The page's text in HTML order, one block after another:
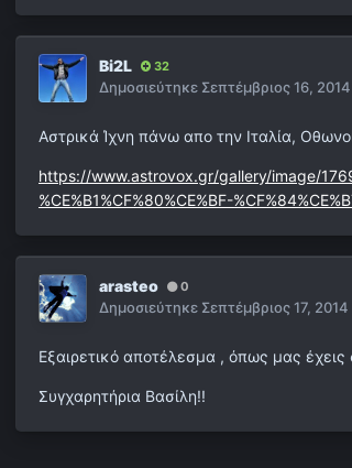
Bi2L 32
Δημοσιεύτηκε Σεπτέμβριος 16, 2014
Αστρικά Ίχνη πάνω απο την Ιταλία,
https://www.astrovox.gr/gallery/image/17698-
%CE%B1%CF%80%CE%BF-
arasteo 0
Δημοσιεύτηκε Σεπτέμβριος 17, 2014
Εξαιρετικό αποτέλεσμα , όπως μας έχεις
Συγχαρητήρια Βασίλη!!